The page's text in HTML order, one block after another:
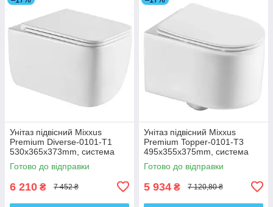
Унітаз підвісний Mixxus
Premium Diverse-0101-T1
530x365x373mm, система
змиву Tornado 1.0 (MP6477)
Готово до відправки
6 210 ₴ 7 452 ₴
Унітаз підвісний Mixxus
Premium Topper-0101-T3
495x355x375mm, система
змиву Tornado 1.0 (MP6476)
Готово до відправки
5 934 ₴ 7 120,80 ₴